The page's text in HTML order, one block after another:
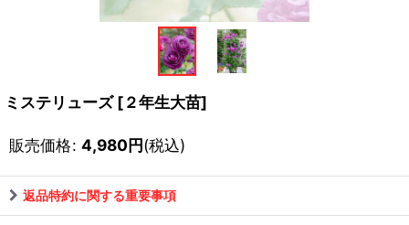
ミステリューズ [２年生大苗]
販売価格: 4,980円(税込)
返品特約に関する重要事項